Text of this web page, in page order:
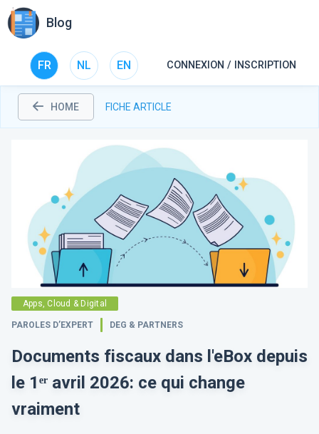
Blog
FR NL EN CONNEXION / INSCRIPTION
HOME FICHE ARTICLE
Apps, Cloud & Digital
PAROLES D’EXPERT DEG & PARTNERS
Documents fiscaux dans l'eBox depuis
le 1ᵉʳ avril 2026: ce qui change
vraiment